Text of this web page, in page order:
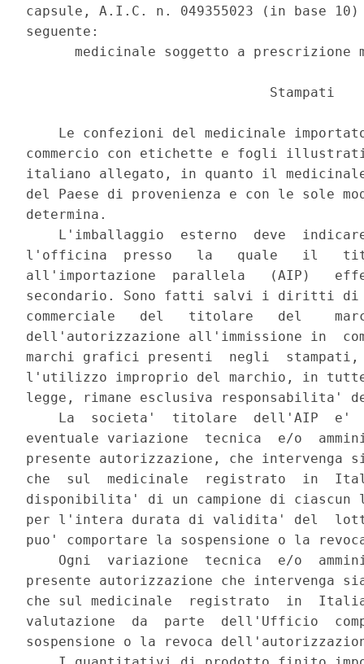
capsule, A.I.C. n. 049355023 (in base
seguente:
medicinale soggetto a prescrizione
                              Stampati
Le confezioni del medicinale
commercio con etichette e fogli
italiano allegato, in quanto il medicinale
del Paese di provenienza e con le sole
determina.
L'imballaggio  esterno  deve
l'officina  presso   la   quale   il
all'importazione  parallela   (AIP)
secondario. Sono fatti salvi i diritti
commerciale   del   titolare   del
dell'autorizzazione all'immissione in
marchi grafici presenti  negli  stampati,
l'utilizzo improprio del marchio, in
legge, rimane esclusiva
La  societa'  titolare  dell'AIP  e'
eventuale variazione  tecnica  e/o
presente autorizzazione, che intervenga
che  sul  medicinale  registrato  in
disponibilita' di un campione di ciascun
per l'intera durata di validita' del  lotto.
puo' comportare la sospensione o la
Ogni  variazione  tecnica  e/o
presente autorizzazione che intervenga
che sul medicinale  registrato  in
valutazione  da  parte  dell'Ufficio
sospensione o la revoca